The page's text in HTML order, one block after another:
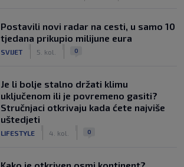
Postavili novi radar na cesti, u samo 10
tjedana prikupio milijune eura
SVIJET 5. kol. 0
Je li bolje stalno držati klimu
uključenom ili je povremeno gasiti?
Stručnjaci otkrivaju kada ćete najviše
uštedjeti
LIFESTYLE 4. kol. 0